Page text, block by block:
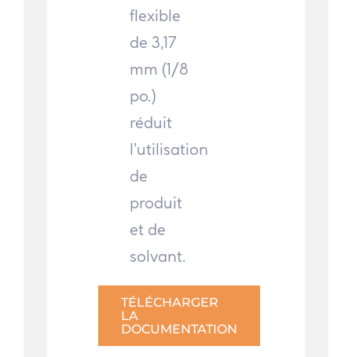
flexible
de 3,17
mm (1/8
po.)
réduit
l’utilisation
de
produit
et de
solvant.
TÉLÉCHARGER
LA
DOCUMENTATION